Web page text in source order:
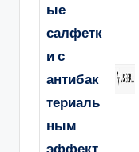
ые
салфетк
и с
антибак
териаль
ным